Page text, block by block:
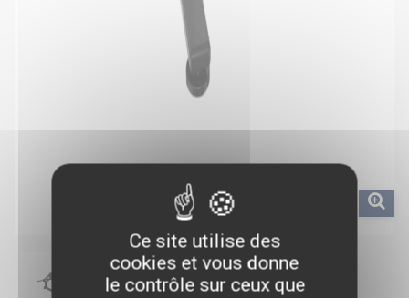
Ce site utilise des
cookies et vous donne
le contrôle sur ceux que